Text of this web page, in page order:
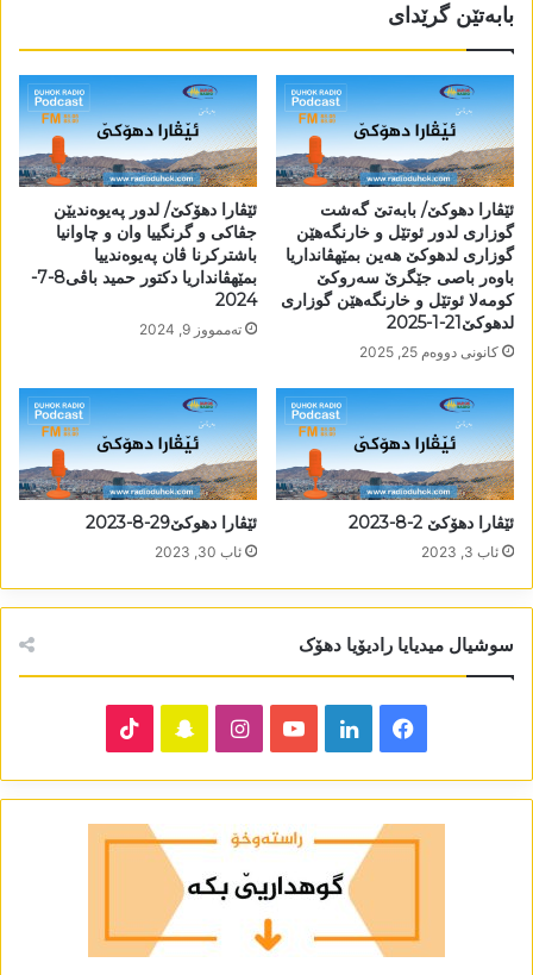
بابەتێن گرێدای
ئێڤارا دھوکێ/ بابەتێ گەشت
گوزاری لدور ئوتێل و خارنگەھێن
گوزاری لدھوکێ ھەین بمێھڤانداریا
باوەر باصى جێگرێ سەروکێ
کومەلا ئوتێل و خارنگەھێن گوزاری
لدھوکێ21-1-2025
كانونی دووه‌م 25, 2025
ئێڤارا دھۆکێ/ لدور پەیوەندیێن
جڤاکی و گرنگییا وان و چاوانیا
باشترکرنا ڤان پەیوەندییا
بمێھڤانداریا دکتور حمید باڤی8-7-
2024
تەممووز 9, 2024
ئێڤارا دھۆکێ 2-8-2023
ئاب 3, 2023
ئێڤارا دھوکێ29-8-2023
ئاب 30, 2023
سوشیال میدیایا رادیۆیا دھۆک
Facebook
LinkedIn
YouTube
Instagram
Snapchat